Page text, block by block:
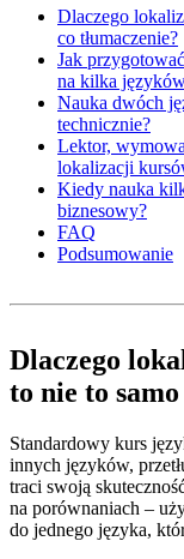
Dlaczego
co tłumaczenie?
Jak
na kilka
Nauka dwóch
technicznie?
Lektor,
lokalizacji
Kiedy nauka
biznesowy?
FAQ
Podsumowanie
Dlaczego
to nie to
Standardowy kurs
innych języków,
traci swoją
na porównaniach –
do jednego języka,